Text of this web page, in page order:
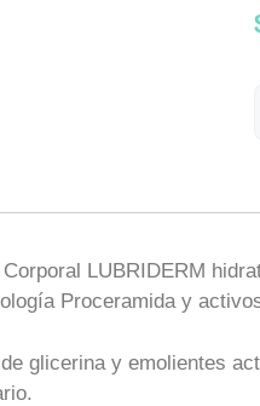
LUBRIDERM
Proceramida y
glicerina y emolientes